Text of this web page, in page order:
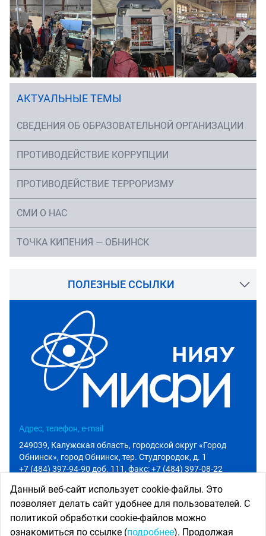
АКТУАЛЬНЫЕ ТЕМЫ
СВЕДЕНИЯ ОБ ОБРАЗОВАТЕЛЬНОЙ ОРГАНИЗАЦИИ
ПРОТИВОДЕЙСТВИЕ КОРРУПЦИИ
ПРОТИВОДЕЙСТВИЕ ТЕРРОРИЗМУ
СМИ О НАС
ТОЧКА КИПЕНИЯ — ОБНИНСК
ПОЛЕЗНЫЕ ССЫЛКИ
Адрес, телефон, e-mail
249039, Калужская область, городской округ «Город
Обнинск», город Обнинск, тер. Студгородок, д. 1
+7 (484) 397-94-90 доб. 111 , факс: +7 (484) 397-08-22
Приемная комиссия
Абитуриенту
Данный веб-сайт использует cookie-файлы. Это
позволяет делать сайт удобнее для пользователей. С
политикой обработки cookie-файлов можно
ознакомиться по ссылке (подробнее). Продолжая